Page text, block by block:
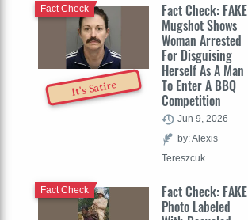
It's Satire
Fact Check: FAKE
Mugshot Shows
Woman Arrested
For Disguising
Herself As A Man
To Enter A BBQ
Competition
Fact Check
Jun 9, 2026
by: Alexis
Tereszcuk
Fact Check: FAKE
Photo Labeled
Fact Check